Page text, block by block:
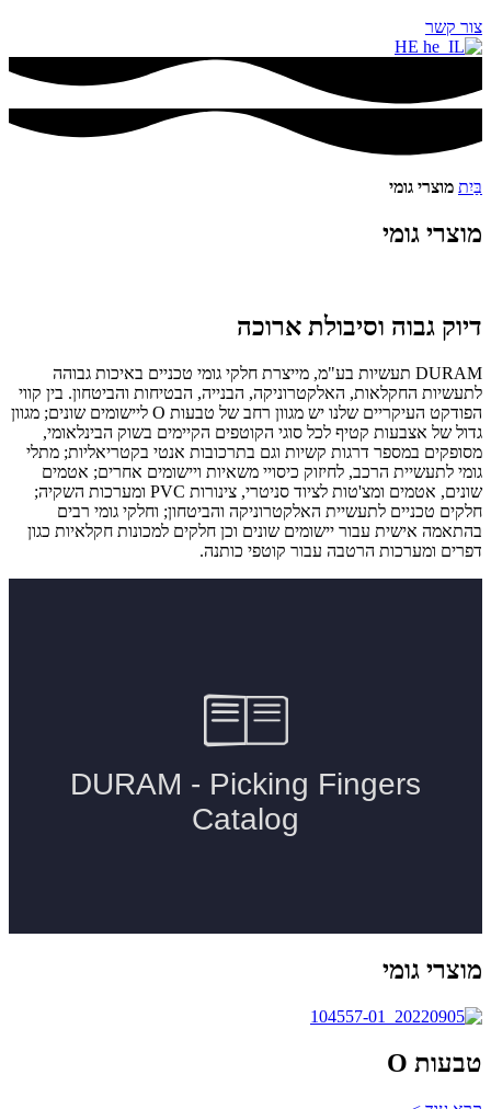
צור קשר
HE
בַּיִת מוצרי גומי
מוצרי גומי
דיוק גבוה וסיבולת ארוכה
DURAM תעשיות בע"מ, מייצרת חלקי גומי טכניים באיכות גבוהה
לתעשיות החקלאות, האלקטרוניקה, הבנייה, הבטיחות והביטחון. בין קווי
הפודקט העיקריים שלנו יש מגוון רחב של טבעות O ליישומים שונים; מגוון
גדול של אצבעות קטיף לכל סוגי הקוטפים הקיימים בשוק הבינלאומי,
מסופקים במספר דרגות קשיות וגם בתרכובות אנטי בקטריאליות; מתלי
גומי לתעשיית הרכב, לחיזוק כיסויי משאיות ויישומים אחרים; אטמים
שונים, אטמים ומצ'טות לציוד סניטרי, צינורות PVC ומערכות השקיה;
חלקים טכניים לתעשיית האלקטרוניקה והביטחון; וחלקי גומי רבים
בהתאמה אישית עבור יישומים שונים וכן חלקים למכונות חקלאיות כגון
דפרים ומערכות הרטבה עבור קוטפי כותנה.
מוצרי גומי
טבעות O